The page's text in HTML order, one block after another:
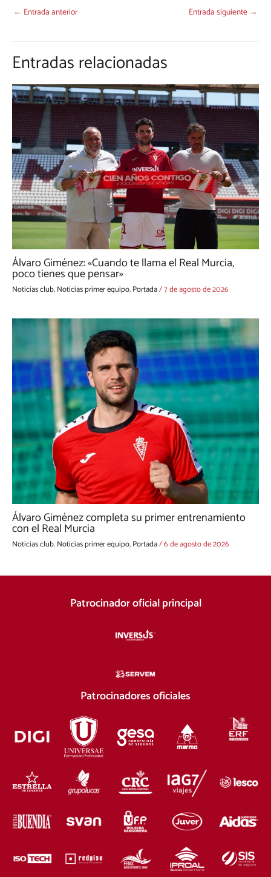
← Entrada anterior Entrada siguiente →
Entradas relacionadas
Álvaro Giménez: «Cuando te llama el Real Murcia,
poco tienes que pensar»
Noticias club,Noticias primer equipo,Portada/7 de agosto de 2026
Álvaro Giménez completa su primer entrenamiento
con el Real Murcia
Noticias club,Noticias primer equipo,Portada/6 de agosto de 2026
Patrocinador oficial principal
Patrocinadores oficiales